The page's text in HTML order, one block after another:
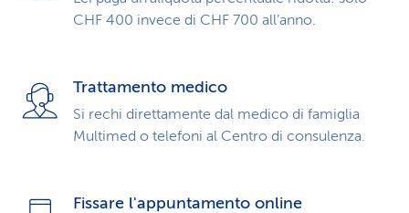
CHF 400 invece di CHF 700 all’anno.
Trattamento medico
Si rechi direttamente dal medico di famiglia
Multimed o telefoni al Centro di consulenza.
Fissare l'appuntamento online